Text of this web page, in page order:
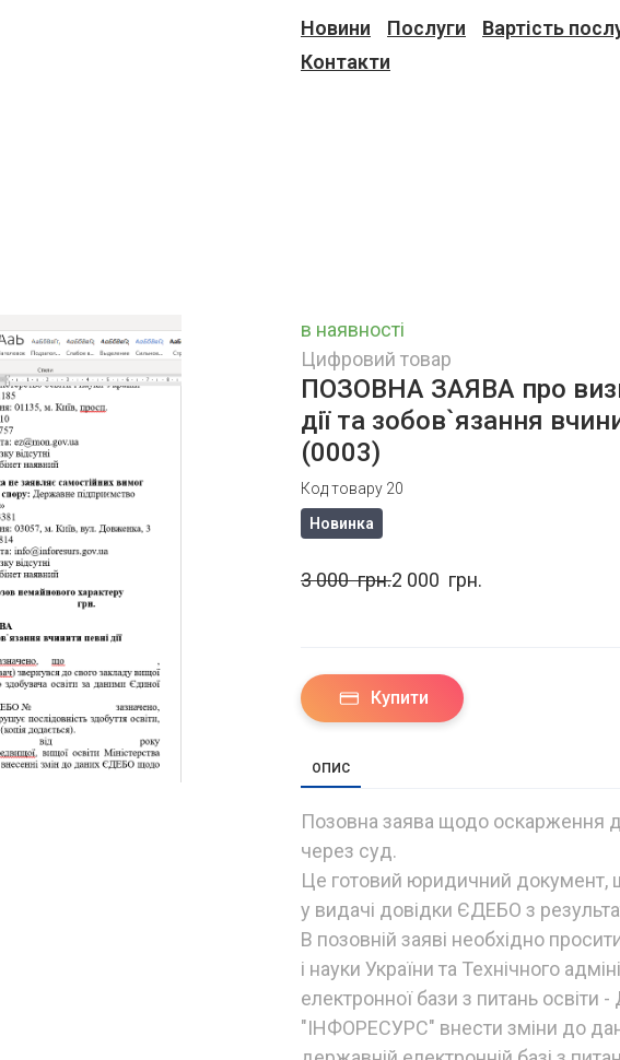
Новини Послуги Вартість
Контакти
в наявності
Цифровий товар
ПОЗОВНА ЗАЯВА про
дії та зобов`язання
(0003)
Код товару 20
Новинка
3 000  грн.2 000  грн.
Купити
ОПИС
Позовна заява щодо оскарження
через суд.
Це готовий юридичний документ,
у видачі довідки ЄДЕБО з
В позовній заяві необхідно
і науки України та Технічного
електронної бази з питань
"ІНФОРЕСУРС" внести зміни до